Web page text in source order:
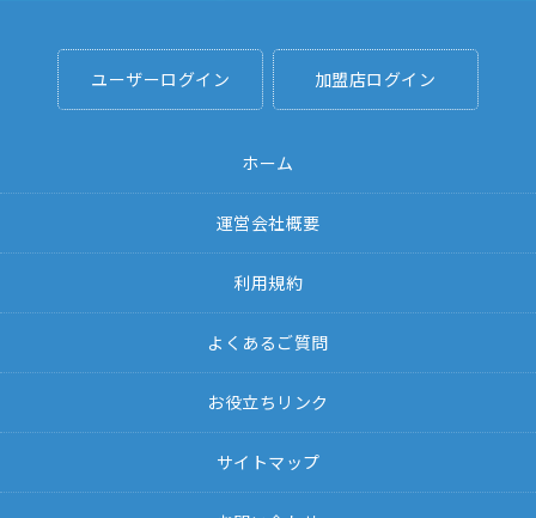
ユーザーログイン 加盟店ログイン
ホーム
運営会社概要
利用規約
よくあるご質問
お役立ちリンク
サイトマップ